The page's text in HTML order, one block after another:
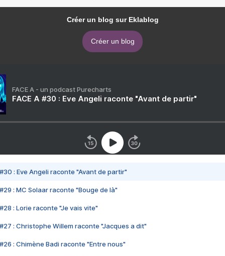
Créer un blog sur Eklablog
Créer un blog
FACE A - un podcast Purecharts
FACE A #30 : Eve Angeli raconte "Avant de partir"
#30 : Eve Angeli raconte "Avant de partir"
#29 : MC Solaar raconte "Bouge de là"
#28 : Lorie raconte "Je vais vite"
#27 : Christophe Willem raconte "Jacques a dit"
#26 : Chimène Badi raconte "Entre nous"